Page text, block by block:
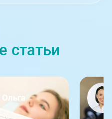
статьи